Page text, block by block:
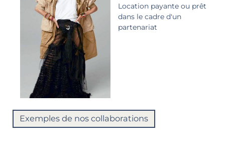
Location payante ou prêt
dans le cadre d'un
partenariat
Exemples de nos collaborations